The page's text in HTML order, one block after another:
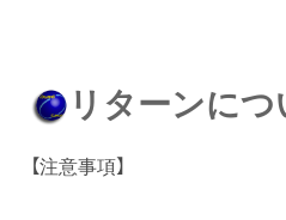
リターンにつ
【注意事項】